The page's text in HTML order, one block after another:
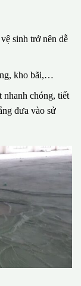
sinh trở nên dễ
kho bãi,…
nhanh chóng, tiết
đưa vào sử